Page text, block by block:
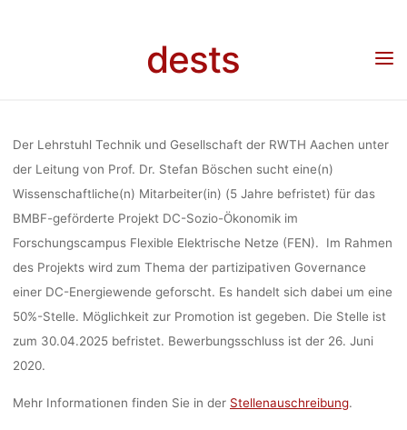
dests
TECHNIK
RWTH
Stellenangebot: Wissenschaftlich Mitarbeit am Lehrstuhl
Der Lehrstuhl Technik und Gesellschaft der RWTH Aachen unter
der Leitung von Prof. Dr. Stefan Böschen sucht eine(n)
Wissenschaftliche(n) Mitarbeiter(in) (5 Jahre befristet) für das
BMBF-geförderte Projekt DC-Sozio-Ökonomik im
Forschungscampus Flexible Elektrische Netze (FEN). Im Rahmen
des Projekts wird zum Thema der partizipativen Governance
einer DC-Energiewende geforscht. Es handelt sich dabei um eine
50%-Stelle. Möglichkeit zur Promotion ist gegeben. Die Stelle ist
zum 30.04.2025 befristet. Bewerbungsschluss ist der 26. Juni
2020.
Mehr Informationen finden Sie in der Stellenauschreibung.